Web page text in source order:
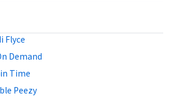
Flyce
Demand
Time
Peezy